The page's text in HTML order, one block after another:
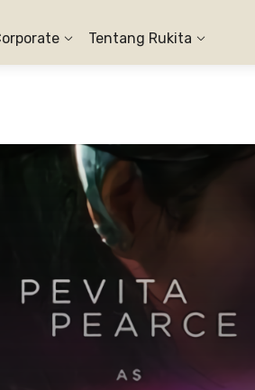
Tentang Rukita